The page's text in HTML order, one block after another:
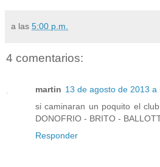
a las 5:00 p.m.
4 comentarios:
martin 13 de agosto de 2013 a
si caminaran un poquito el
DONOFRIO - BRITO -
Responder